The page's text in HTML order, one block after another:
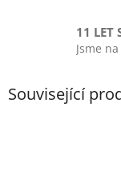
11 LET
Jsme
Související